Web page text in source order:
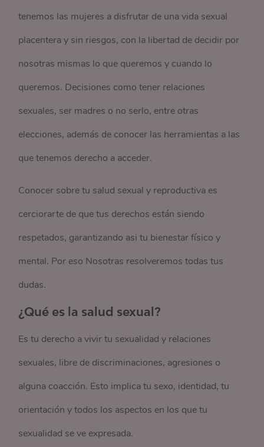
tenemos las mujeres a disfrutar de una vida sexual
placentera y sin riesgos, con la libertad de decidir por
nosotras mismas lo que queremos y cuando lo
queremos. Decisiones como tener relaciones
sexuales, ser madres o no serlo, entre otras
elecciones, además de conocer las herramientas a las
que tenemos derecho a acceder.
Conocer sobre tu salud sexual y reproductiva es
cerciorarte de que tus derechos están siendo
respetados, garantizando asi tu bienestar físico y
mental. Por eso Nosotras resolveremos todas tus
dudas.
¿Qué es la salud sexual?
Es tu derecho a vivir tu sexualidad y relaciones
sexuales, libre de discriminaciones, agresiones o
alguna coacción. Esto implica tu sexo, identidad, tu
orientación y todos los aspectos en los que tu
sexualidad se ve expresada.